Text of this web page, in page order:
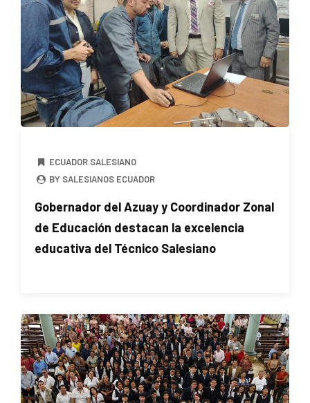
ECUADOR SALESIANO
BY SALESIANOS ECUADOR
Gobernador del Azuay y Coordinador Zonal
de Educación destacan la excelencia
educativa del Técnico Salesiano